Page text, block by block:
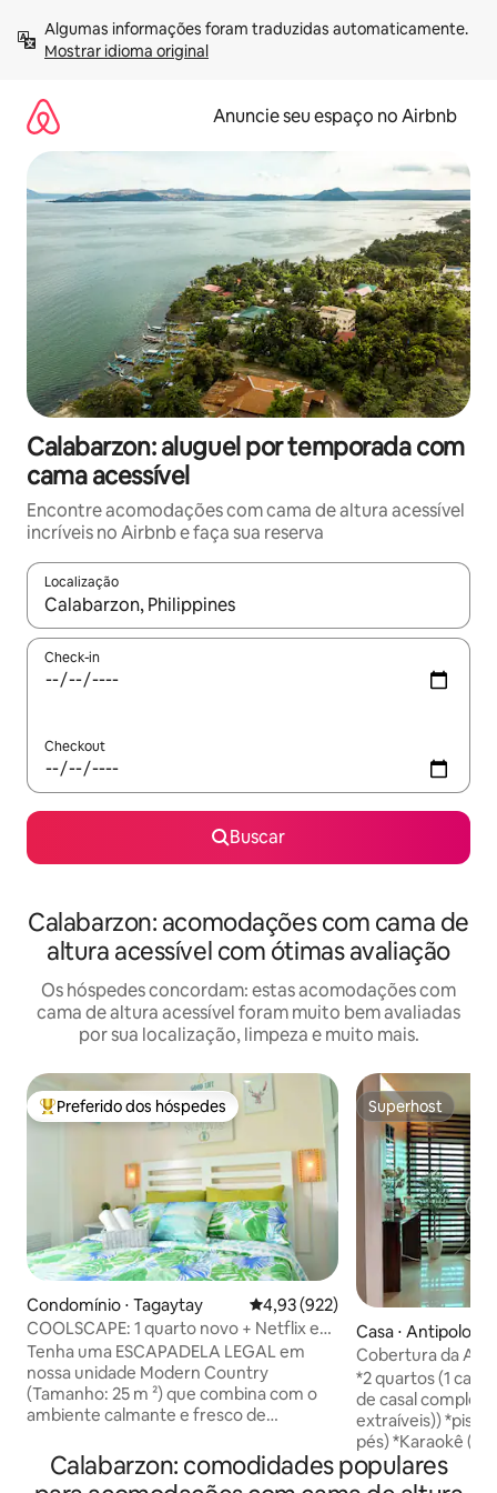
para
Mostrar idioma original
Anuncie seu espaço no Airbnb
Calabarzon: aluguel por temporada com
cama acessível
Encontre acomodações com cama de altura acessível
incríveis no Airbnb e faça sua reserva
Localização
Quando os resultados estiverem disponíveis, explore-os
Check-in
Checkout
Buscar
Calabarzon: acomodações com cama de
altura acessível com ótimas avaliação
Os hóspedes concordam: estas acomodações com
cama de altura acessível foram muito bem avaliadas
por sua localização, limpeza e muito mais.
Entre os melhores preferidos dos hóspedes
Preferido dos hóspedes
Condomínio ⋅ Tagaytay 4,93 de uma avaliação média de
4,93 (922)
COOLSCAPE: 1 quarto novo + Netflix e
Wi-Fi
Tenha uma ESCAPADELA LEGAL em
nossa unidade Modern Country
(Tamanho: 25 m ²) que combina com o
ambiente calmante e fresco de
TAGAYTAY PRIME RESIDENCES, com
estacionamento pago, elevadores,
Superhost
Superhost
Casa ⋅ Antipolo
Cobertura da
a Grande Manila
*2 quartos (1
de casal
extraíveis))
pés) *Karaokê (700 PHP)
closet com
1,2 × 2,4 metros *Banheiro anexo no
Calabarzon: comodidades populares